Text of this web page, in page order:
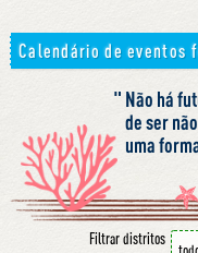
Calendário de eventos
Não há
de ser
uma
Filtrar distritos